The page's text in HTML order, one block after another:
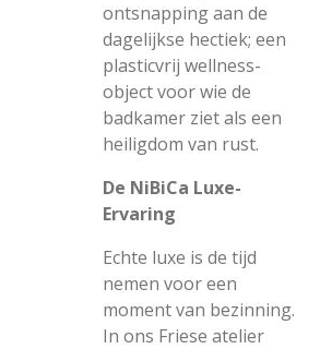
ontsnapping aan de
dagelijkse hectiek; een
plasticvrij wellness-
object voor wie de
badkamer ziet als een
heiligdom van rust.
De NiBiCa Luxe-
Ervaring
Echte luxe is de tijd
nemen voor een
moment van bezinning.
In ons Friese atelier